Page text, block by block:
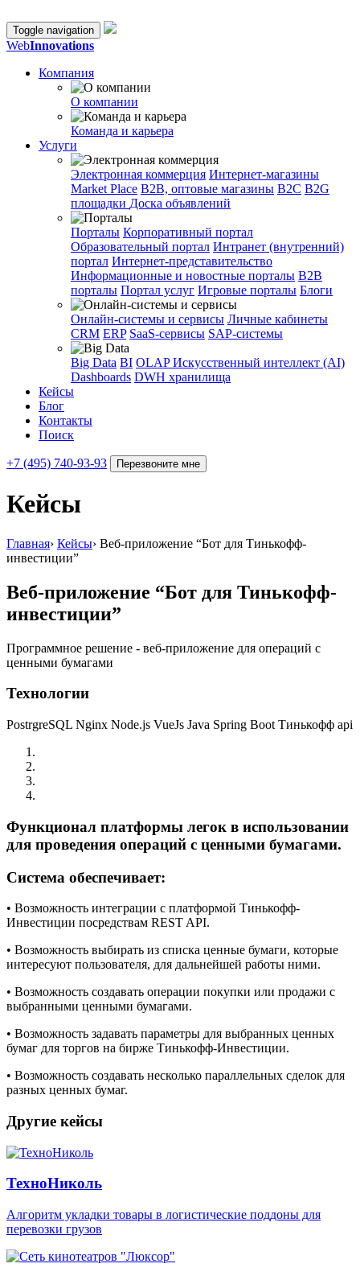
Toggle navigation
WebInnovations
Компания
О компании
Команда и карьера
Услуги
Электронная коммерция Интернет-магазины
Market Place B2B, оптовые магазины В2С B2G
площадки Доска объявлений
Порталы Корпоративный портал
Образовательный портал Интранет (внутренний)
портал Интернет-представительство
Информационные и новостные порталы B2B
порталы Портал услуг Игровые порталы Блоги
Онлайн-системы и сервисы Личные кабинеты
CRM ERP SaaS-сервисы SAP-системы
Big Data BI OLAPИскусственный интеллект (AI)
Dashboards DWH хранилища
Кейсы
Блог
Контакты
Поиск
+7 (495) 740-93-93 Перезвоните мне
Кейсы
Главная› Кейсы› Веб-приложение “Бот для Тинькофф-
инвестиции”
Веб-приложение “Бот для Тинькофф-
инвестиции”
Программное решение - веб-приложение для операций с
ценными бумагами
Технологии
PostrgreSQL Nginx Node.js VueJs Java Spring Boot Тинькофф api
Функционал платформы легок в использовании
для проведения операций с ценными бумагами.
Система обеспечивает:
• Возможность интеграции с платформой Тинькофф-
Инвестиции посредствам REST API.
• Возможность выбирать из списка ценные бумаги, которые
интересуют пользователя, для дальнейшей работы ними.
• Возможность создавать операции покупки или продажи с
выбранными ценными бумагами.
• Возможность задавать параметры для выбранных ценных
бумаг для торгов на бирже Тинькофф-Инвестиции.
• Возможность создавать несколько параллельных сделок для
разных ценных бумаг.
Другие кейсы
ТехноНиколь
Aлгоритм укладки товары в логистические поддоны для
перевозки грузов